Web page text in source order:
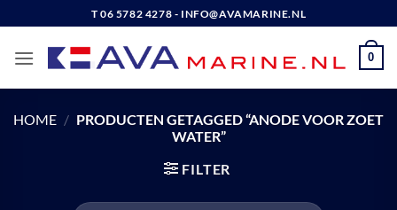
naar
inhoud
T 06 5782 4278 - INFO@AVAMARINE.NL
0
HOME / PRODUCTEN GETAGGED “ANODE VOOR ZOET
WATER”
FILTER